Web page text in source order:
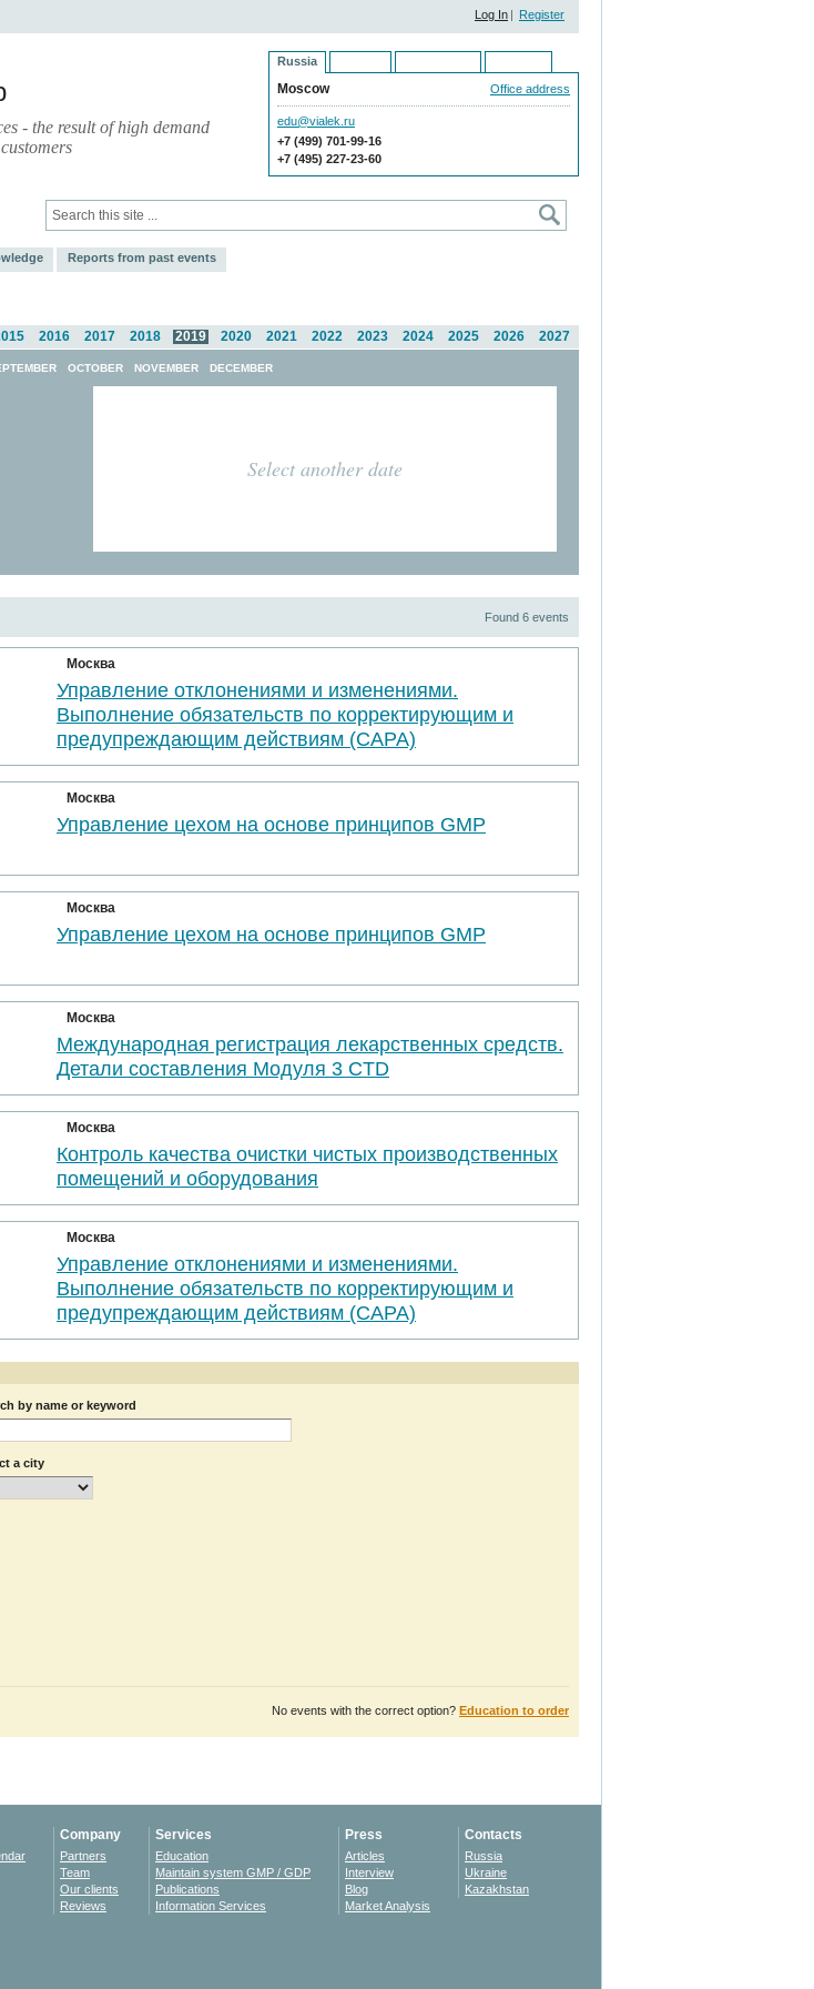
- the result of high demand
Log In | Register
Russia
Moscow Office address
edu@vialek.ru
+7 (499) 701-99-16
+7 (495) 227-23-60
Reports from past events
2027
2026
2025
2024
2023
2022
2021
2020
2019
2018
2017
2016
OCTOBER NOVEMBER DECEMBER
Select another date
Found 6 events
Москва
Управление отклонениями и изменениями.
Выполнение обязательств по корректирующим и
предупреждающим действиям (САРА)
Москва
Управление цехом на основе принципов GMP
Москва
Управление цехом на основе принципов GMP
Москва
Международная регистрация лекарственных средств.
Детали составления Модуля 3 CTD
Москва
Контроль качества очистки чистых производственных
помещений и оборудования
Москва
Управление отклонениями и изменениями.
Выполнение обязательств по корректирующим и
предупреждающим действиям (САРА)
by name or keyword
a city
No events with the correct option? Education to order
Company
Partners
Team
Our clients
Reviews
Services
Education
Maintain system GMP / GDP
Publications
Information Services
Press
Articles
Interview
Blog
Market Analysis
Contacts
Russia
Ukraine
Kazakhstan